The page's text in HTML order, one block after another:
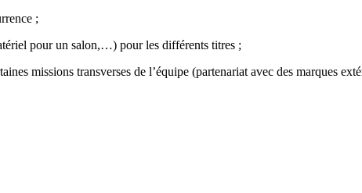
;
pour un salon,…) pour les différents titres ;
missions transverses de l’équipe (partenariat avec des marques